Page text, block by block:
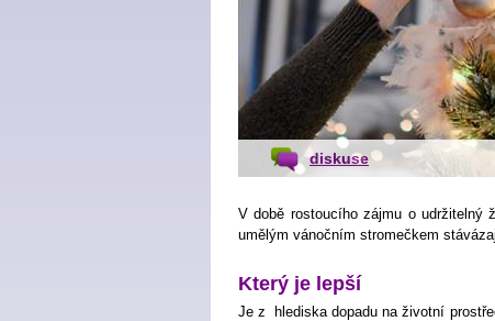
diskuse
V době rostoucího zájmu o
umělým vánočním stromečkem
Který je lepší
Je z hlediska dopadu na životní